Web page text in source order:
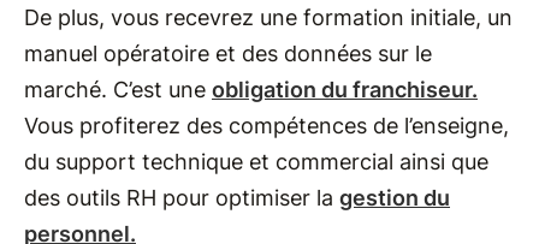
De plus, vous recevrez une formation initiale, un
manuel opératoire et des données sur le
marché. C’est une obligation du franchiseur.
Vous profiterez des compétences de l’enseigne,
du support technique et commercial ainsi que
des outils RH pour optimiser la gestion du
personnel.